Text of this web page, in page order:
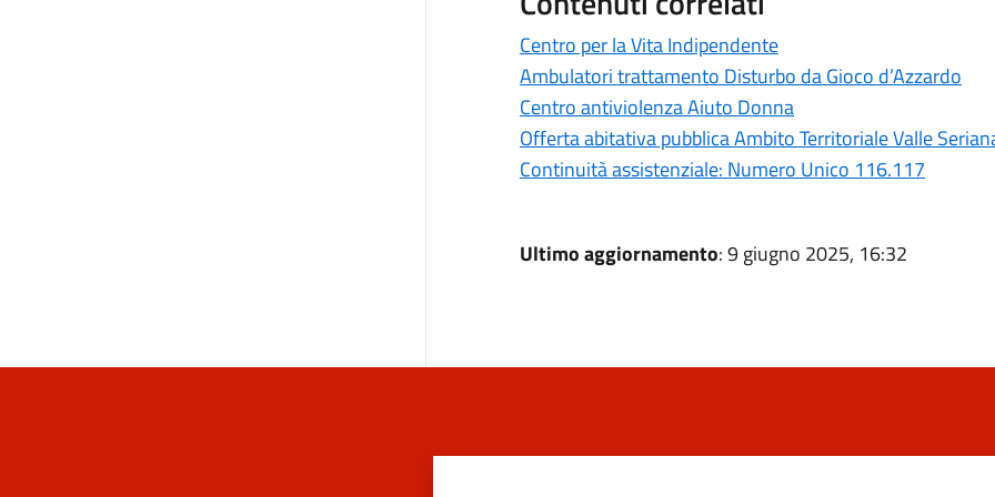
Centro per la Vita Indipendente
Ambulatori trattamento Disturbo da Gioco d’Azzardo
Centro antiviolenza Aiuto Donna
Offerta abitativa pubblica Ambito Territoriale Valle
Continuità assistenziale: Numero Unico 116.117
Ultimo aggiornamento: 9 giugno 2025, 16:32